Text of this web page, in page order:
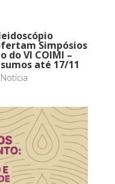
Simpósios
do VI COIMI –
até 17/11
Notícia